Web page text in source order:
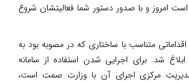
امروز و با صدور دستور شما فعالیتشان شروع
متناسب با ساختاری که در مصوبه بود به
شد. برای اجرایی شدن استفاده از سامانه
مرکزی اجرای آن با وزارت صمت است،